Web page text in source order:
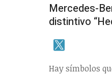
Mercedes-
distintivo
Hay símbolos